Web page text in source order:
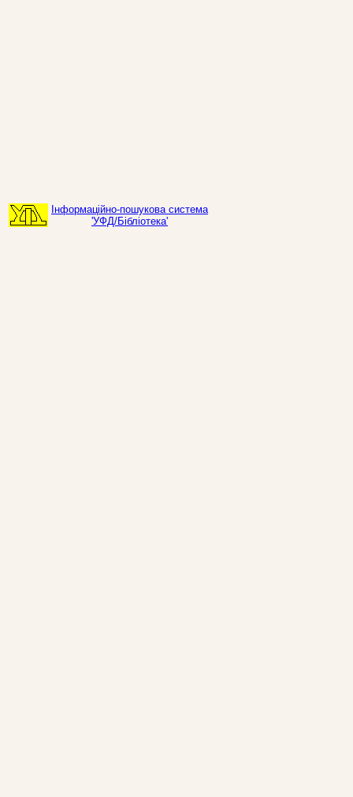
Інформаційно-пошукова система
'УФД/Бібліотека'